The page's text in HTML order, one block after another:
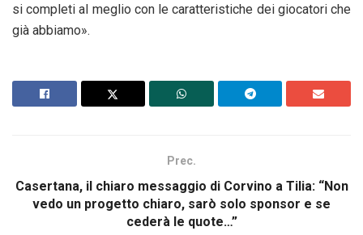
si completi al meglio con le caratteristiche dei giocatori che
già abbiamo».
Prec.
Casertana, il chiaro messaggio di Corvino a Tilia: “Non
vedo un progetto chiaro, sarò solo sponsor e se
cederà le quote…”